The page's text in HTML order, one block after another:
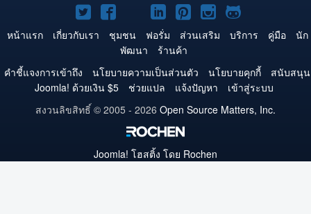
Joomla!
บน
Twitter
Joomla!
บน
Facebook
Joomla!
บน
YouTube
Joomla!
บน
LinkedIn
Joomla!
บน
Pinterest
Joomla!
บน
Joomla!
บน
หน้าแรก เกี่ยวกับเรา ชุมชน ฟอรั่ม ส่วนเสริม บริการ คู่มือ
นัก
พัฒนา
ร้านค้า
คำชี้แจงการเข้าถึง
นโยบายความเป็นส่วนตัว นโยบายคุกกี้
สนับสนุน
Joomla! ด้วยเงิน $5
ช่วยแปล แจ้งปัญหา
เข้าสู่ระบบ
สงวนลิขสิทธิ์ © 2005 - 2026 Open Source Matters, Inc.
Joomla! โฮสติ้ง โดย Rochen